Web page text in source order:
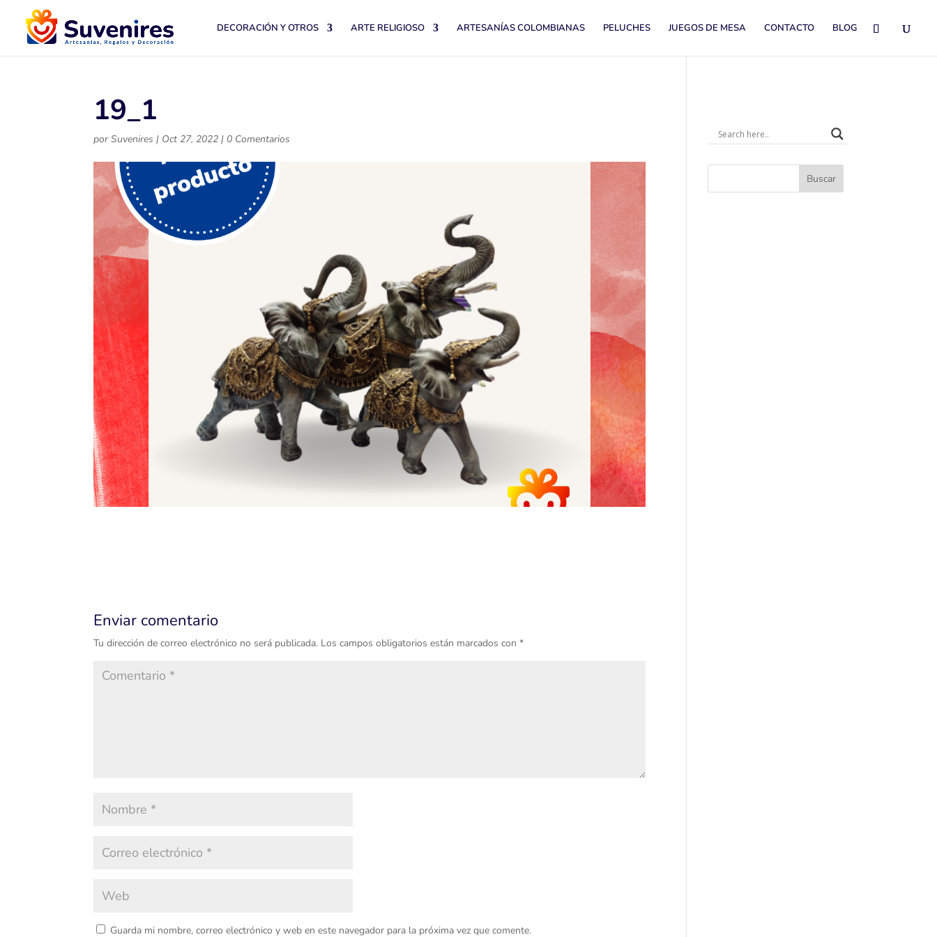
DECORACIÓN Y OTROS ARTE RELIGIOSO ARTESANÍAS COLOMBIANAS PELUCHES JUEGOS DE MESA CONTACTO BLOG
19_1
porSuvenires | Oct 27, 2022 | 0 Comentarios
Enviar comentario
Tu dirección de correo electrónico no será publicada. Los campos obligatorios están marcados con*
Guarda mi nombre, correo electrónico y web en este navegador para la próxima vez que comente.
Buscar